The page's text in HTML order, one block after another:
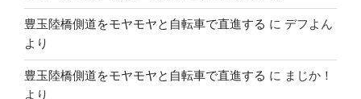
豊玉陸橋側道をモヤモヤと自転車で直進する に デフよん
より
豊玉陸橋側道をモヤモヤと自転車で直進する に まじか！
より